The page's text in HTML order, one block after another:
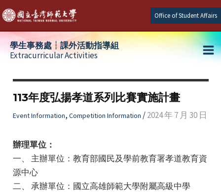
Skip
to
content
Office of Student Affairs
學生事務處┆課外活動指導組
Extracurricular Activities
113年度弘揚孝道系列比賽實施計畫
Event Information, Competition Information /2024 年 7 月 30 日
辦理單位：
一、 主辦單位：教育部國民及學前教育署孝道教育資
源中心
二、 承辦單位：國立高雄師範大學附屬高級中學